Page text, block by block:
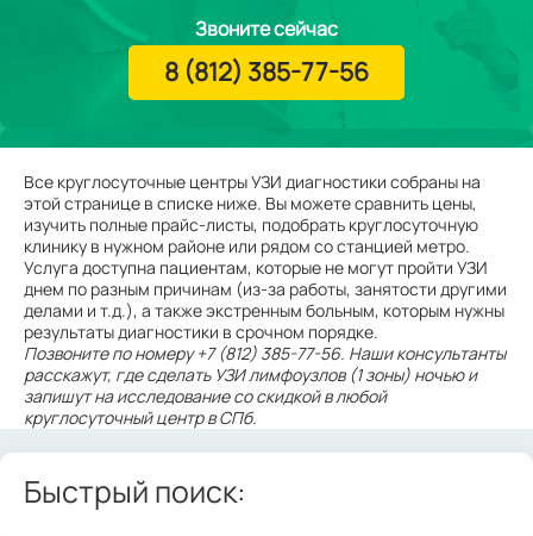
Все круглосуточные центры УЗИ диагностики собраны на
этой странице в списке ниже. Вы можете сравнить цены,
изучить полные прайс-листы, подобрать круглосуточную
клинику в нужном районе или рядом со станцией метро.
Услуга доступна пациентам, которые не могут пройти УЗИ
днем по разным причинам (из-за работы, занятости другими
делами и т.д.), а также экстренным больным, которым нужны
результаты диагностики в срочном порядке.
Позвоните по номеру +7 (812) 385-77-56. Наши консультанты
расскажут, где сделать УЗИ лимфоузлов (1 зоны) ночью и
запишут на исследование со скидкой в любой
круглосуточный центр в СПб.
Звоните сейчас
8 (812) 385-77-56
Быстрый поиск: